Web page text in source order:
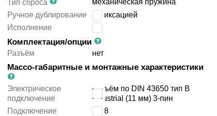
Тип сброса
механическая пружина
Ручное дублирование
с фиксацией
Исполнение
Комплектация/опции
Разъём нет
Массо-габаритные и монтажные характеристики
Электрическое
подключение
разъём по DIN 43650 тип B
industrial (11 мм) 3-пин
Подключение
G1/8